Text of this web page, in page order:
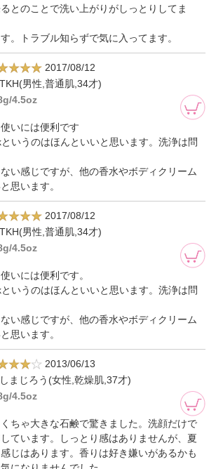
とのことで洗い上がりがしっとりしてま
。トラブル知らずで気に入ってます。
2017/08/12
男性,普通肌,34才)
4.5oz
いには便利です
いうのはほんといいと思います。洗浄は問
い感じですが、他の香水やボディクリーム
思います。
2017/08/12
男性,普通肌,34才)
4.5oz
いには便利です。
いうのはほんといいと思います。洗浄は問
い感じですが、他の香水やボディクリーム
思います。
2013/06/13
まじろう(女性,乾燥肌,37才)
4.5oz
ちゃ大きな石鹸で驚きました。洗顔だけで
ています。しっとり感はありませんが、夏
じはあります。香りは好き嫌いがあるかも